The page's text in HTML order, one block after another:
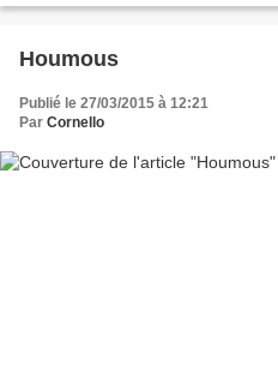
Houmous
Publié le 27/03/2015 à 12:21
Par Cornello